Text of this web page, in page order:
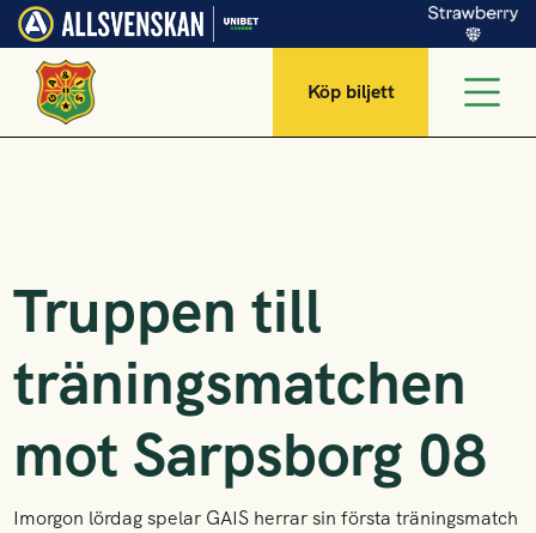
Köp biljett
Truppen till
träningsmatchen
mot Sarpsborg 08
Imorgon lördag spelar GAIS herrar sin första träningsmatch